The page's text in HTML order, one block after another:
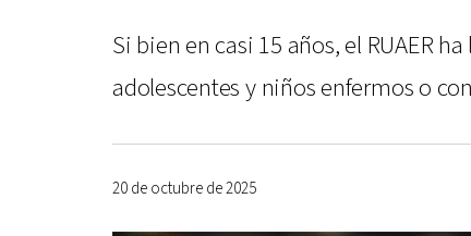
Si bien en casi 15 años, el RUAER
adolescentes y niños enfermos o
20 de octubre de 2025